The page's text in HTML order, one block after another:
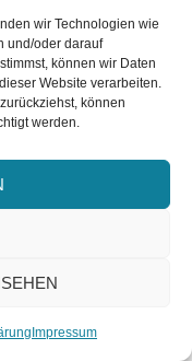
wir Technologien wie
und/oder darauf
können wir Daten
Website verarbeiten.
können
werden.
Impressum